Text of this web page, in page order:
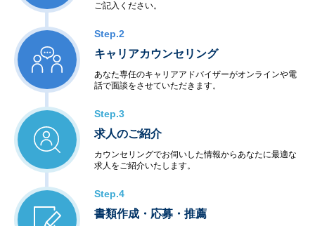
ご記入ください。
Step.2
キャリアカウンセリング
あなた専任のキャリアアドバイザーがオンラインや電
話で面談をさせていただきます。
Step.3
求人のご紹介
カウンセリングでお伺いした情報からあなたに最適な
求人をご紹介いたします。
Step.4
書類作成・応募・推薦